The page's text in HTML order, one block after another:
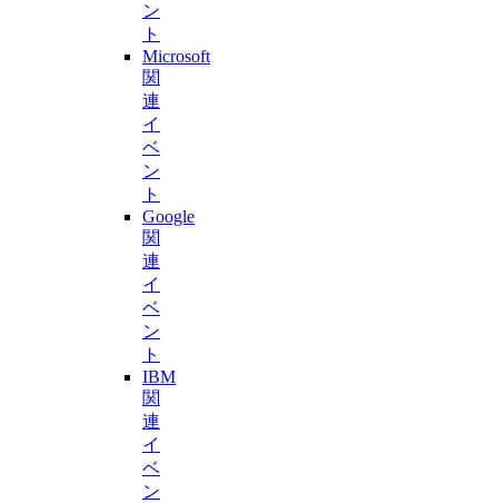
ン
ト
Microsoft
関
連
イ
ベ
ン
ト
Google
関
連
イ
ベ
ン
ト
IBM
関
連
イ
ベ
ン